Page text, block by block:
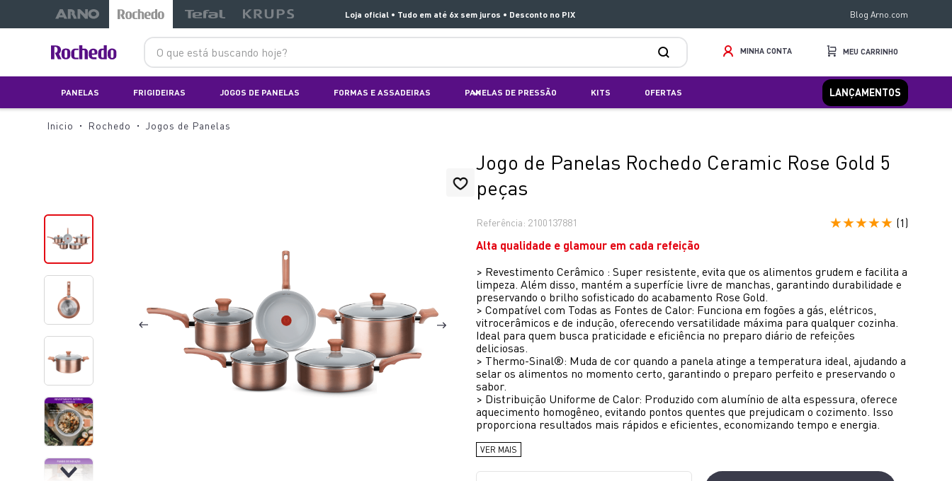
Loja oficial • Tudo em até 6x sem juros • Desconto no PIX Blog Arno.com
O que está buscando hoje?
MINHA CONTA
PANELAS FRIGIDEIRAS JOGOS DE PANELAS FORMAS E ASSADEIRAS PANELAS DE PRESSÃO KITS OFERTAS LANÇAMENTOS
Rochedo Jogos de Panelas
Jogo de Panelas Rochedo Ceramic Rose Gold 5
peças
Referência: 2100137881 ★★★★★ (1 )
Alta qualidade e glamour em cada refeição
> Revestimento Cerâmico : Super resistente, evita que os alimentos grudem e facilita a
limpeza. Além disso, mantém a superfície livre de manchas, garantindo durabilidade e
preservando o brilho sofisticado do acabamento Rose Gold.
> Compatível com Todas as Fontes de Calor: Funciona em fogões a gás, elétricos,
vitrocerâmicos e de indução, oferecendo versatilidade máxima para qualquer cozinha.
Ideal para quem busca praticidade e eficiência no preparo diário de refeições
deliciosas.
> Thermo-Sinal®: Muda de cor quando a panela atinge a temperatura ideal, ajudando a
selar os alimentos no momento certo, garantindo o preparo perfeito e preservando o
sabor.
> Distribuição Uniforme de Calor: Produzido com alumínio de alta espessura, oferece
aquecimento homogêneo, evitando pontos quentes que prejudicam o cozimento. Isso
proporciona resultados mais rápidos e eficientes, economizando tempo e energia.
VER MAIS
jogo panelas rochedo stone pro
9º
clipso vermelha
lightmix